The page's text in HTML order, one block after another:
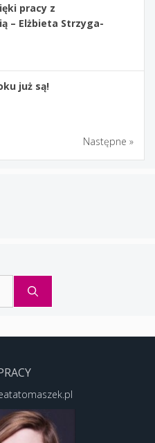
pracy z
– Elżbieta Strzyga-
już są!
Następne »